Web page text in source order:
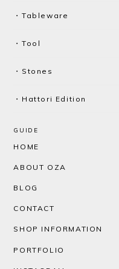
・Tableware
・Tool
・Stones
・Hattori Edition
GUIDE
HOME
ABOUT OZA
BLOG
CONTACT
SHOP INFORMATION
PORTFOLIO